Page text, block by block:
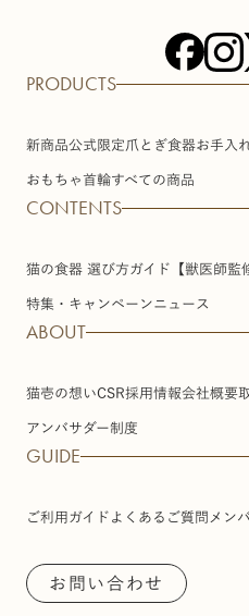
PRODUCTS
新商品公式限定爪とぎ食器お手入
おもちゃ首輪すべての商品
CONTENTS
猫の食器 選び方ガイド【獣医師監
特集・キャンペーンニュース
ABOUT
猫壱の想いCSR採用情報会社概要
アンバサダー制度
GUIDE
ご利用ガイド よくあるご質問 メン
お問い合わせ